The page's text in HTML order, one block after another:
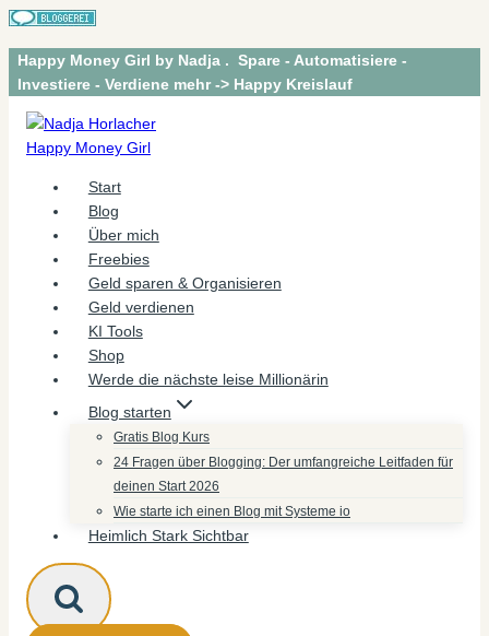
Zum
Inhalt
Happy Money Girl by Nadja . Spare - Automatisiere -
Investiere - Verdiene mehr -> Happy Kreislauf
Start
Blog
Über mich
Freebies
Geld sparen & Organisieren
Geld verdienen
KI Tools
Shop
Werde die nächste leise Millionärin
Blog starten
Gratis Blog Kurs
24 Fragen über Blogging: Der umfangreiche Leitfaden für
deinen Start 2026
Wie starte ich einen Blog mit Systeme io
Heimlich Stark Sichtbar